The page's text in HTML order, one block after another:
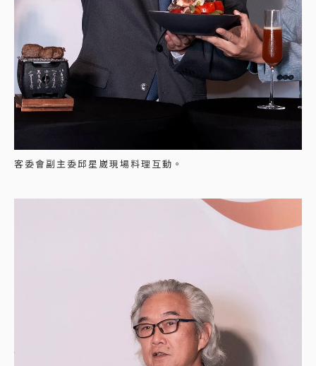
客委會副主委邱星崴現場料理互動。